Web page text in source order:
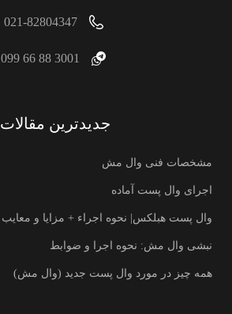
021-82804347
3001 88 66 099
جدیدترین مقالات
مشخصات فنی وال مش
اجرای وال پست آماده
وال پست هبلکس| نحوه اجراء + مزایا و معایب
نبشی وال مش: نحوه اجرا و ضوابط
همه چیز در مورد وال پست جدید (وال مش)